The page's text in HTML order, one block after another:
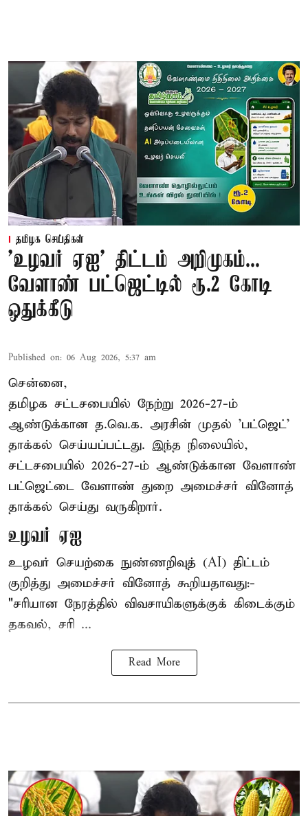
தமிழக செய்திகள்
'உழவர் ஏஐ' திட்டம் அறிமுகம்...
வேளாண் பட்ஜெட்டில் ரூ.2 கோடி
ஒதுக்கீடு
Published on: 06 Aug 2026, 5:37 am
சென்னை,
தமிழக சட்டசபையில் நேற்று 2026-27-ம்
ஆண்டுக்கான த.வெ.க. அரசின் முதல் 'பட்ஜெட்'
தாக்கல் செய்யப்பட்டது. இந்த நிலையில்,
சட்டசபையில் 2026-27-ம் ஆண்டுக்கான வேளாண்
பட்ஜெட்டை வேளாண் துறை அமைச்சர் வினோத்
தாக்கல் செய்து வருகிறார்.
உழவர் ஏஐ
உழவர் செயற்கை நுண்ணறிவுத் (AI) திட்டம்
குறித்து அமைச்சர் வினோத் கூறியதாவது:-
"சரியான நேரத்தில் விவசாயிகளுக்குக் கிடைக்கும்
தகவல், சரி ...
Read More